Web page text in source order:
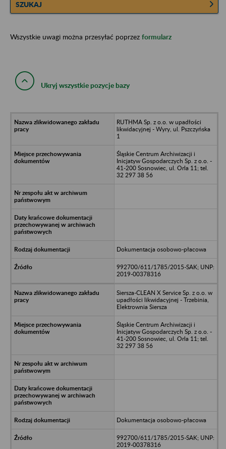
SZUKAJ
Wszystkie uwagi można przesyłać poprzez formularz
Ukryj wszystkie pozycje bazy
RUTHMA Sp. z o.o. w upadłości
likwidacyjnej - Wyry, ul. Pszczyńska
1
Śląskie Centrum Archiwizacji i
Inicjatyw Gospodarczych Sp. z o.o. -
41-200 Sosnowiec, ul. Orla 11; tel.
32 297 38 56
Dokumentacja osobowo-płacowa
992700/611/1785/2015-SAK; UNP:
2019-00378316
Siersza-CLEAN X Service Sp. z o.o. w
upadłości likwidacyjnej - Trzebinia,
Elektrownia Siersza
Śląskie Centrum Archiwizacji i
Inicjatyw Gospodarczych Sp. z o.o. -
41-200 Sosnowiec, ul. Orla 11; tel.
32 297 38 56
Dokumentacja osobowo-płacowa
992700/611/1785/2015-SAK; UNP:
2019-00378316